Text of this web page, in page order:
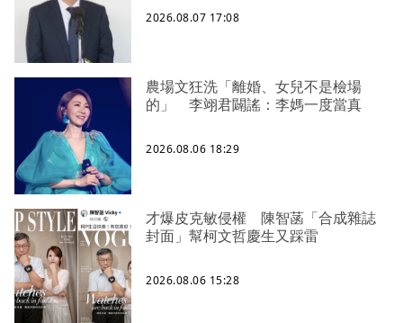
2026.08.07 17:08
農場文狂洗「離婚、女兒不是檢場
的」 李翊君闢謠：李媽一度當真
2026.08.06 18:29
才爆皮克敏侵權 陳智菡「合成雜誌
封面」幫柯文哲慶生又踩雷
2026.08.06 15:28